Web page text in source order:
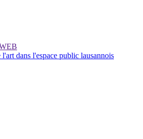
dans l'espace public lausannois